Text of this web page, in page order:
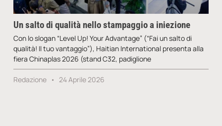
Un salto di qualità nello stampaggio a iniezione
Con lo slogan “Level Up! Your Advantage” (“Fai un salto di
qualità! Il tuo vantaggio”), Haitian International presenta alla
fiera Chinaplas 2026 (stand C32, padiglione
Redazione 24 Aprile 2026